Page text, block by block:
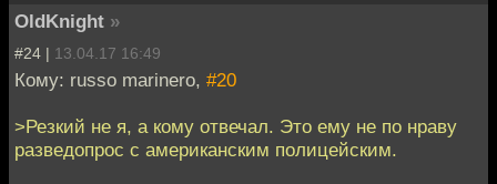
OldKnight »
#24 | 13.04.17 16:49
Кому: russo marinero, #20
>Резкий не я, а кому отвечал. Это ему не по нраву
разведопрос с американским полицейским.